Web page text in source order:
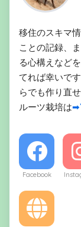
移住のスキマ
ことの記録、
る心構えなど
てれば幸いで
らでも作り直
ルーツ栽培は
Facebook